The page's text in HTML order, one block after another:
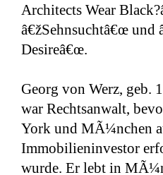
Architects Wear
â€žSehnsuchtâ€œ und
Desireâ€œ.
Georg von Werz, geb.
war Rechtsanwalt,
York und MÃ¼nchen
Immobilieninvestor
wurde. Er lebt in